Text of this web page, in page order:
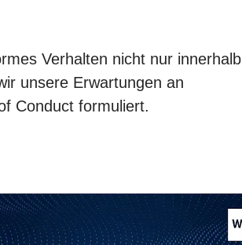
Verhalten nicht nur innerhalb
unsere Erwartungen an
Conduct formuliert.